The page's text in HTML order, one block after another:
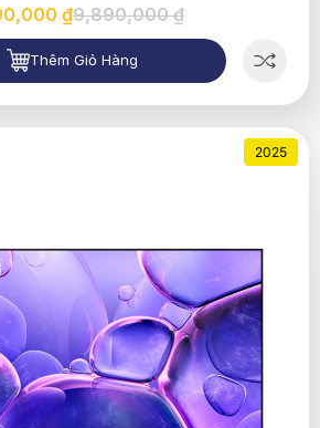
₫9,890,000 ₫
Thêm Giỏ Hàng
2025